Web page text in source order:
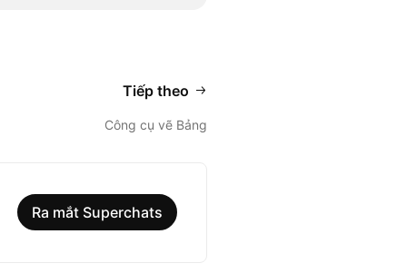
Tiếp theo
Công cụ vẽ Bảng
Ra mắt Superchats